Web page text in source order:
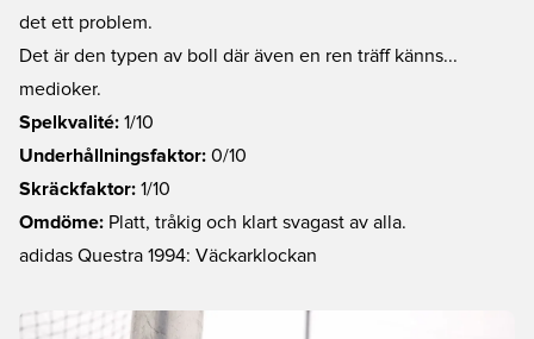
det ett problem.
Det är den typen av boll där även en ren träff känns...
medioker.
Spelkvalité: 1/10
Underhållningsfaktor: 0/10
Skräckfaktor: 1/10
Omdöme: Platt, tråkig och klart svagast av alla.
adidas Questra 1994: Väckarklockan